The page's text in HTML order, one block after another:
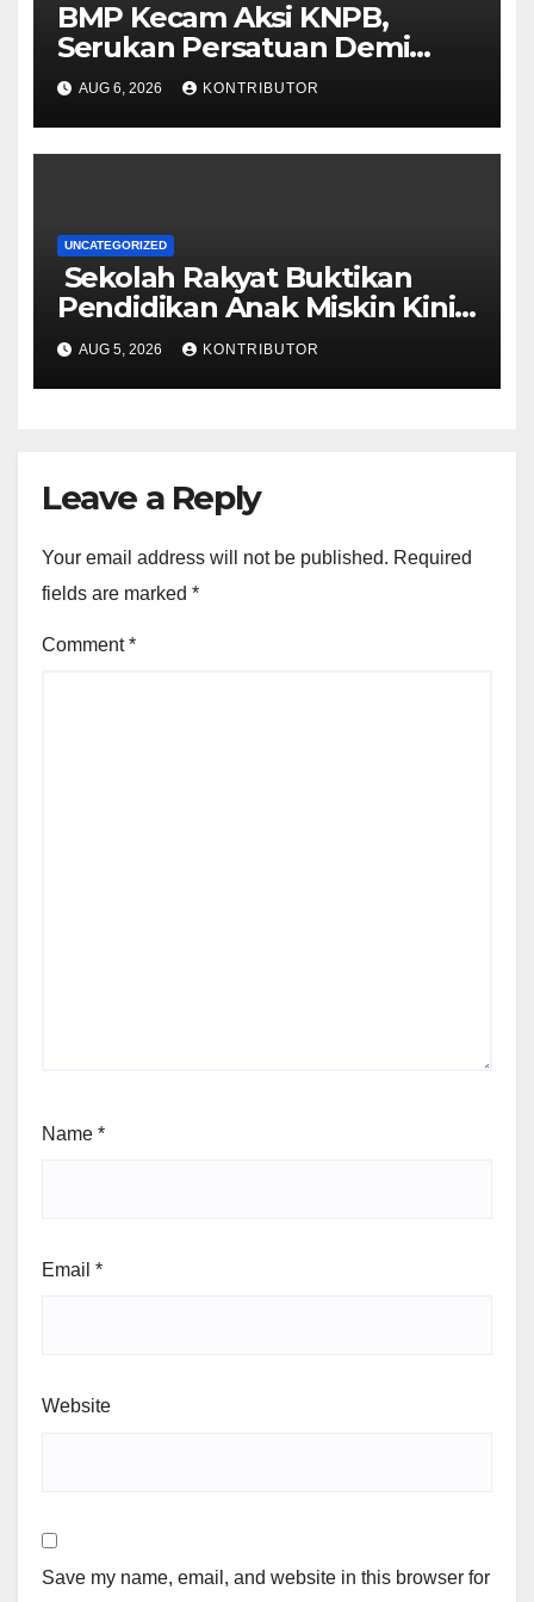
BMP Kecam Aksi KNPB,
Serukan Persatuan Demi
Papua yang Kondusif
AUG 6, 2026 KONTRIBUTOR
UNCATEGORIZED
Sekolah Rakyat Buktikan
Pendidikan Anak Miskin Kini
Menjadi Prioritas Negara
AUG 5, 2026 KONTRIBUTOR
Leave a Reply
Your email address will not be published. Required
fields are marked *
Comment*
Name *
Email *
Website
Save my name, email, and website in this browser for